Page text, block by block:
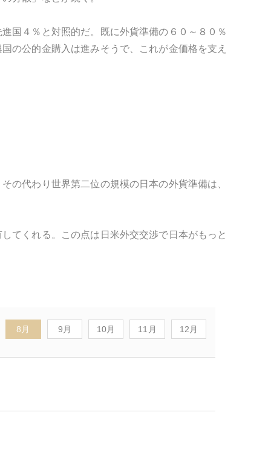
国４％と対照的だ。既に外貨準備の６０～８０％
の公的金購入は進みそうで、これが金価格を支え
の代わり世界第二位の規模の日本の外貨準備は、
てくれる。この点は日米外交交渉で日本がもっと
8月 9月 10月 11月 12月